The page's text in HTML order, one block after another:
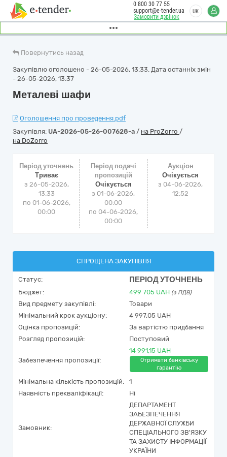
Замовити дзвінок
0 800 30 77 55
support@e-tender.ua
UK
Повернутись назад
Закупівлю оголошено - 26-05-2026, 13:33. Дата останніх змін
- 26-05-2026, 13:37
Металеві шафи
Оголошення про проведення.pdf
Закупівля: UA-2026-05-26-007628-a / на ProZorro /
на DoZorro
Період уточнень
Триває
з 26-05-2026,
13:33
по 01-06-2026,
00:00
Період подачі
пропозицій
Очікується
з 01-06-2026,
00:00
по 04-06-2026,
00:00
Аукціон
Очікується
з 04-06-2026,
12:52
СПРОЩЕНА ЗАКУПІВЛЯ
Статус: ПЕРІОД УТОЧНЕНЬ
Бюджет: 499 705 UAH (з ПДВ)
Вид предмету закупівлі:
Товари
Мінімальний крок аукціону:
4 997,05 UAH
Оцінка пропозицій:
За вартістю придбання
Розгляд пропозицій:
Поступовий
Забезпечення пропозиції:
14 991,15 UAH
Отримати банківську
гарантію
Мінімальна кількість пропозицій:
1
Наявність прекваліфікації:
Ні
Замовник:
ДЕПАРТАМЕНТ
ЗАБЕЗПЕЧЕННЯ
ДЕРЖАВНОЇ СЛУЖБИ
СПЕЦІАЛЬНОГО ЗВ'ЯЗКУ
ТА ЗАХИСТУ ІНФОРМАЦІЇ
УКРАЇНИ